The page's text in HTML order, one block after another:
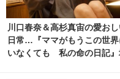
川口春奈＆高杉真宙の愛お
日常…『ママがもうこの世界
いなくても 私の命の日記』